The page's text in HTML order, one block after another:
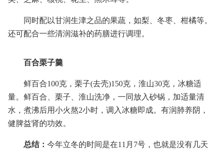
同时配以甘润生津之品的果蔬，如梨、冬枣、柑橘等。
还可配合一些清润滋补的药膳进行调理。
百合栗子羹
鲜百合100克，栗子(去壳)150克，淮山30克，冰糖适
量。鲜百合、栗子、淮山洗净，一同放入砂锅，加适量清
水，煮沸后用小火熬2小时，调入冰糖即成。有润肺养阴，
健脾益肾的功效。
总结： 今年立冬的时间是在11月7号，也就是没有几天